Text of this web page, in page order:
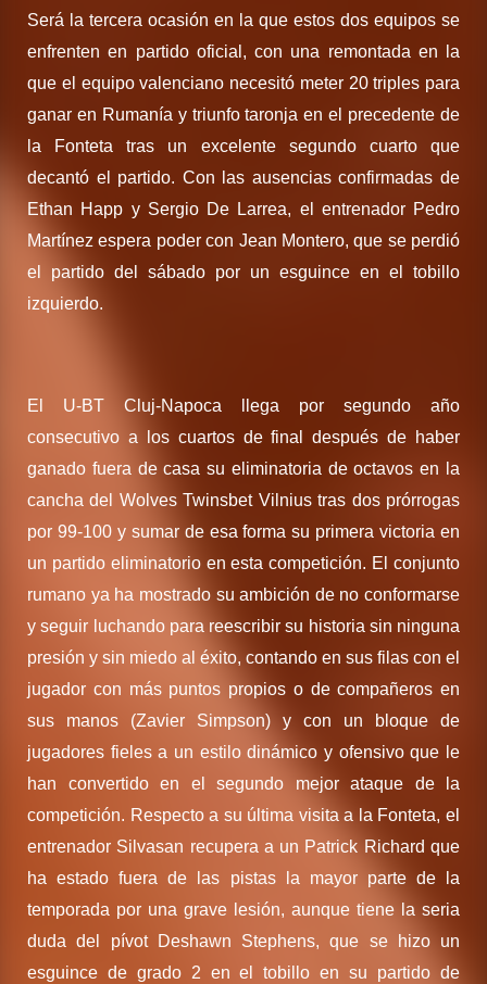
Será la tercera ocasión en la que estos dos equipos se
enfrenten en partido oficial, con una remontada en la
que el equipo valenciano necesitó meter 20 triples para
ganar en Rumanía y triunfo taronja en el precedente de
la Fonteta tras un excelente segundo cuarto que
decantó el partido. Con las ausencias confirmadas de
Ethan Happ y Sergio De Larrea, el entrenador Pedro
Martínez espera poder con Jean Montero, que se perdió
el partido del sábado por un esguince en el tobillo
izquierdo.
El U-BT Cluj-Napoca llega por segundo año
consecutivo a los cuartos de final después de haber
ganado fuera de casa su eliminatoria de octavos en la
cancha del Wolves Twinsbet Vilnius tras dos prórrogas
por 99-100 y sumar de esa forma su primera victoria en
un partido eliminatorio en esta competición. El conjunto
rumano ya ha mostrado su ambición de no conformarse
y seguir luchando para reescribir su historia sin ninguna
presión y sin miedo al éxito, contando en sus filas con el
jugador con más puntos propios o de compañeros en
sus manos (Zavier Simpson) y con un bloque de
jugadores fieles a un estilo dinámico y ofensivo que le
han convertido en el segundo mejor ataque de la
competición. Respecto a su última visita a la Fonteta, el
entrenador Silvasan recupera a un Patrick Richard que
ha estado fuera de las pistas la mayor parte de la
temporada por una grave lesión, aunque tiene la seria
duda del pívot Deshawn Stephens, que se hizo un
esguince de grado 2 en el tobillo en su partido de